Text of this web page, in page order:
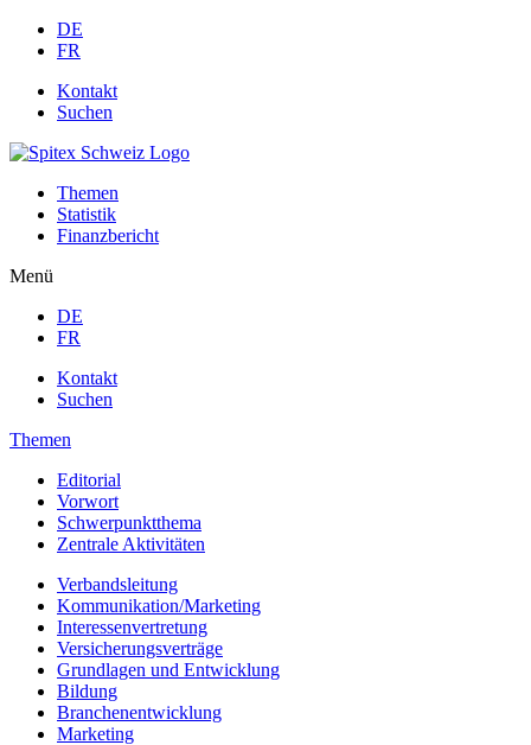
DE
FR
Kontakt
Suchen
Themen
Statistik
Finanzbericht
Menü
DE
FR
Kontakt
Suchen
Themen
Editorial
Vorwort
Schwerpunktthema
Zentrale Aktivitäten
Verbandsleitung
Kommunikation/Marketing
Interessenvertretung
Versicherungsverträge
Grundlagen und Entwicklung
Bildung
Branchenentwicklung
Marketing